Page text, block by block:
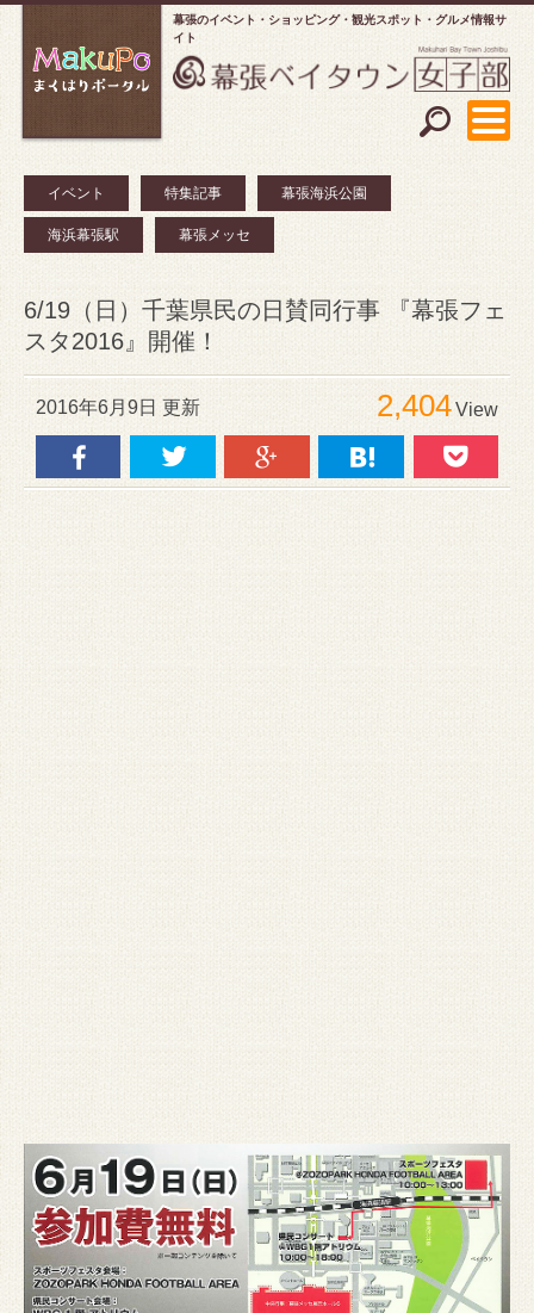
幕張のイベント・ショッピング
観光スポット・グルメ情報サ
イト
イベント 特集記事 幕張海浜公園
海浜幕張駅 幕張メッセ
6/19（日）千葉県民の日賛同行事 『幕張フェ
スタ2016』開催！
2016年6月9日 更新 2,404View